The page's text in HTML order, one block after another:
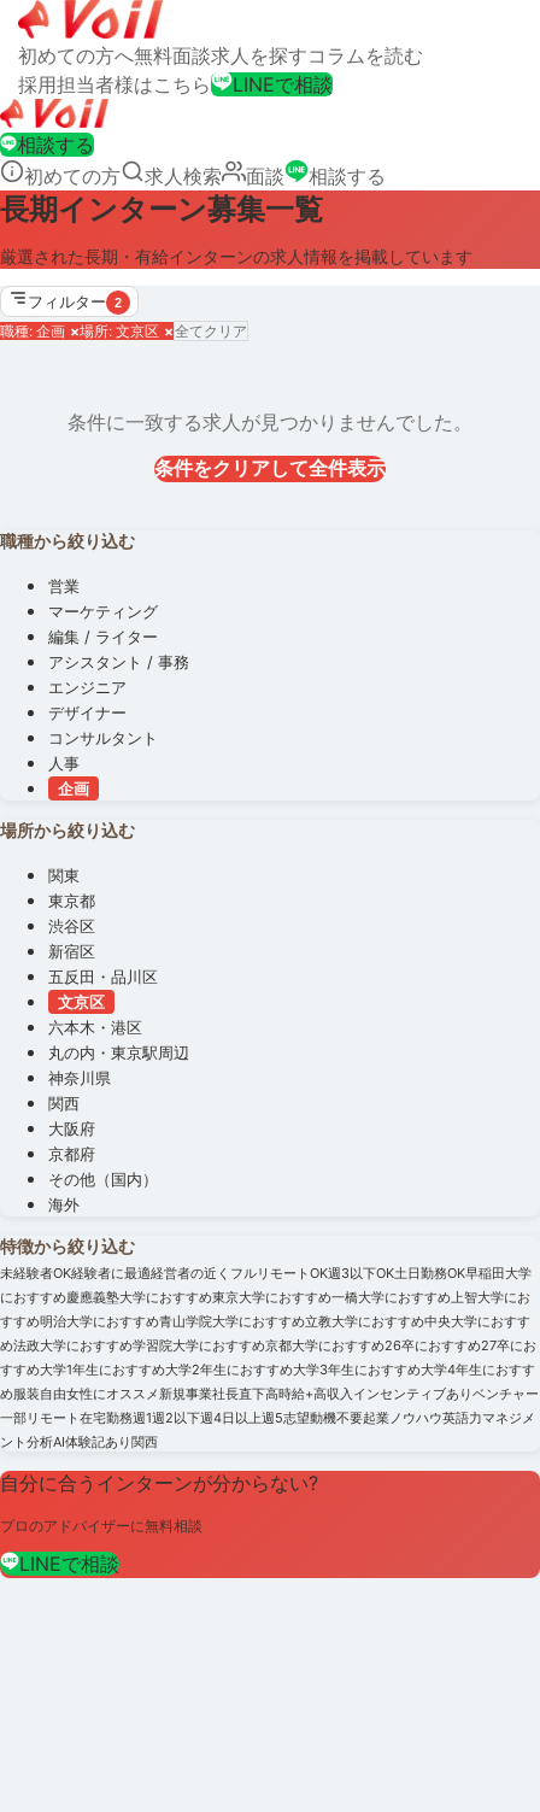
初めての方へ無料面談求人を探すコラムを読む
採用担当者様はこちら
LINEで相談
相談する
初めての方
求人検索 面談 相談する
長期インターン募集一覧
厳選された長期・有給インターンの求人情報を掲載しています
フィルター 2
職種: 企画 ×場所: 文京区 ×全てクリア
条件に一致する求人が見つかりませんでした。
条件をクリアして全件表示
職種から絞り込む
営業
マーケティング
編集 / ライター
アシスタント / 事務
エンジニア
デザイナー
コンサルタント
人事
企画
場所から絞り込む
関東
東京都
渋谷区
新宿区
五反田・品川区
文京区
六本木・港区
丸の内・東京駅周辺
神奈川県
関西
大阪府
京都府
その他（国内）
海外
特徴から絞り込む
未経験者OK経験者に最適経営者の近く フルリモートOK週3以下OK土日勤務OK早稲田大学
におすすめ慶應義塾大学におすすめ東京大学におすすめ一橋大学におすすめ上智大学にお
すすめ明治大学におすすめ青山学院大学におすすめ立教大学におすすめ中央大学におすす
め法政大学におすすめ学習院大学におすすめ京都大学におすすめ26卒におすすめ27卒にお
すすめ大学1年生におすすめ大学2年生におすすめ大学3年生におすすめ大学4年生におすす
め服装自由女性にオススメ新規事業社長直下高時給+高収入 インセンティブありベンチャー
一部リモート在宅勤務週1週2以下週4日以上週5志望動機不要起業ノウハウ英語力マネジメ
ント分析AI体験記あり関西
自分に合うインターンが分からない?
プロのアドバイザーに無料相談
LINEで相談